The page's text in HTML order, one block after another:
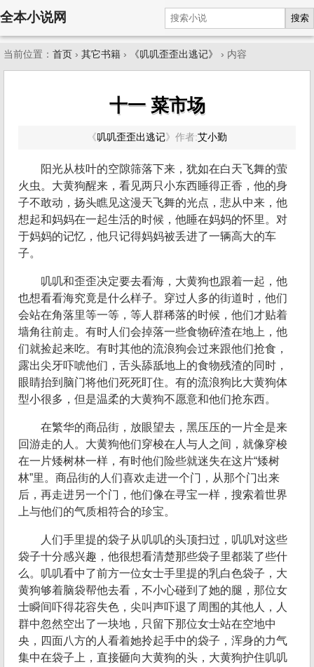
全本小说网 搜索
当前位置： 首页 › 其它书籍 › 《叽叽歪歪出逃记》 › 内容
十一 菜市场
《叽叽歪歪出逃记》 作者:艾小勤
阳光从枝叶的空隙筛落下来，犹如在白天飞舞的萤
火虫。大黄狗醒来，看见两只小东西睡得正香，他的身
子不敢动，扬头瞧见这漫天飞舞的光点，悲从中来，他
想起和妈妈在一起生活的时候，他睡在妈妈的怀里。对
于妈妈的记忆，他只记得妈妈被丢进了一辆高大的车
子。
叽叽和歪歪决定要去看海，大黄狗也跟着一起，他
也想看看海究竟是什么样子。穿过人多的街道时，他们
会站在角落里等一等，等人群稀落的时候，他们才贴着
墙角往前走。有时人们会掉落一些食物碎渣在地上，他
们就捡起来吃。有时其他的流浪狗会过来跟他们抢食，
露出尖牙吓唬他们，舌头舔舐地上的食物残渣的同时，
眼睛抬到脑门将他们死死盯住。有的流浪狗比大黄狗体
型小很多，但是温柔的大黄狗不愿意和他们抢东西。
在繁华的商品街，放眼望去，黑压压的一片全是来
回游走的人。大黄狗他们穿梭在人与人之间，就像穿梭
在一片矮树林一样，有时他们险些就迷失在这片“矮树
林”里。商品街的人们喜欢走进一个门，从那个门出来
后，再走进另一个门，他们像在寻宝一样，搜索着世界
上与他们的气质相符合的珍宝。
人们手里提的袋子从叽叽的头顶扫过，叽叽对这些
袋子十分感兴趣，他很想看清楚那些袋子里都装了些什
么。叽叽看中了前方一位女士手里提的乳白色袋子，大
黄狗够着脑袋帮他去看，不小心碰到了她的腿，那位女
士瞬间吓得花容失色，尖叫声吓退了周围的其他人，人
群中忽然空出了一块地，只留下那位女士站在空地中
央，四面八方的人看着她拎起手中的袋子，浑身的力气
集中在袋子上，直接砸向大黄狗的头，大黄狗护住叽叽